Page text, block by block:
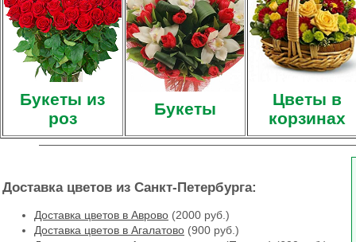
Букеты из
роз
Букеты
Цветы в
корзинах
Доставка цветов из Санкт-Петербурга:
Доставка цветов в Аврово (2000 руб.)
Доставка цветов в Агалатово (900 руб.)